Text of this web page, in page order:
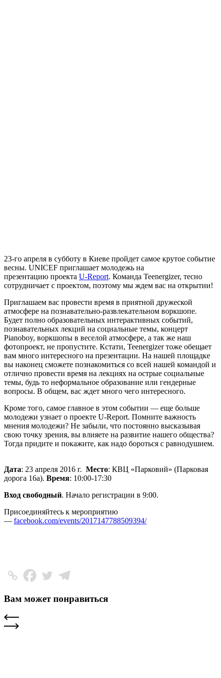
23-го апреля в субботу в Киеве пройдет самое крутое событие
весны. UNICEF приглашает молодежь на
презентацию проекта U-Report. Команда Teenergizer, тесно
сотрудничает с проектом, поэтому мы ждем вас на открытии!
Приглашаем вас провести время в приятной дружеской
атмосфере на познавательно-развлекательном воркшопе.
Будет полно образовательных интерактивных событий,
познавательных лекций на социальные темы, концерт
Pianoboy, воркшопы в веселой атмосфере, а так же наш
фотопроект, не пропустите. Кстати, Teenergizer тоже обещает
вам много интересного на презентации. На нашей площадке
вы наконец сможете познакомиться со всей нашей командой и
отлично провести время на лекциях на острые социальные
темы, будь то неформальное образование или гендерные
вопросы. В общем, вас ждет много чего интересного.
Кроме того, самое главное в этом событии — еще больше
молодежи узнает о проекте U-Report. Помните важность
мнения молодежи? Не забыли, что постоянно высказывая
свою точку зрения, вы влияете на развитие нашего общества?
Тогда придите и покажите, как надо бороться с равнодушием.
Дата: 23 апреля 2016 г. Место: КВЦ «Парковий» (Парковая
дорога 16а). Время: 10:00-17:30
Вход свободный. Начало регистрации в 9:00.
Присоединяйтесь к мероприятию
— facebook.com/events/2017147788509394/
Вам может понравиться